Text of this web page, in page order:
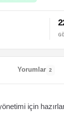
Yorumlar 2
için